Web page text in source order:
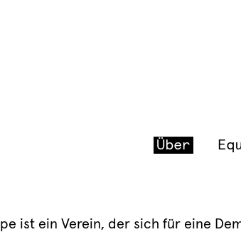
Über
ist ein Verein, der sich für eine